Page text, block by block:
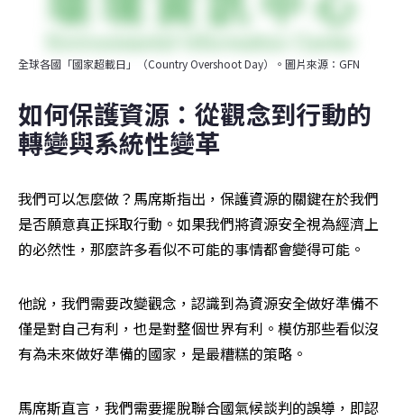
全球各國「國家超載日」（Country Overshoot Day）。圖片來源：GFN
如何保護資源：從觀念到行動的
轉變與系統性變革
我們可以怎麼做？馬席斯指出，保護資源的關鍵在於我們
是否願意真正採取行動。如果我們將資源安全視為經濟上
的必然性，那麼許多看似不可能的事情都會變得可能。
他說，我們需要改變觀念，認識到為資源安全做好準備不
僅是對自己有利，也是對整個世界有利。模仿那些看似沒
有為未來做好準備的國家，是最糟糕的策略。
馬席斯直言，我們需要擺脫聯合國氣候談判的誤導，即認